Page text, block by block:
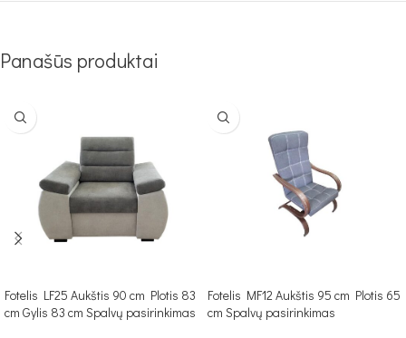
Panašūs produktai
Fotelis LF25 Aukštis 90 cm Plotis 83
cm Gylis 83 cm Spalvų pasirinkimas
Fotelis MF12 Aukštis 95 cm Plotis 65
cm Spalvų pasirinkimas